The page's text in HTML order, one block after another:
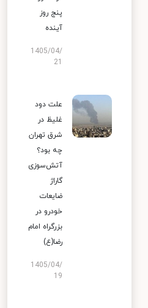
پنج روز
آینده
1405/04/
علت دود
غلیظ در
شرق تهران
چه بود؟
آتش‌سوزی
گاراژ
ضایعات
خودرو در
بزرگراه امام
رضا(ع)
1405/04/
19